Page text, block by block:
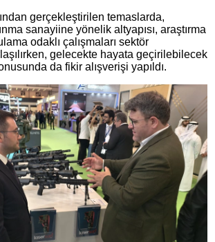
gerçekleştirilen temaslarda,
sanayiine yönelik altyapısı, araştırma
odaklı çalışmaları sektör
gelecekte hayata geçirilebilecek
da fikir alışverişi yapıldı.